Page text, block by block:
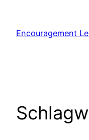
Encouragement